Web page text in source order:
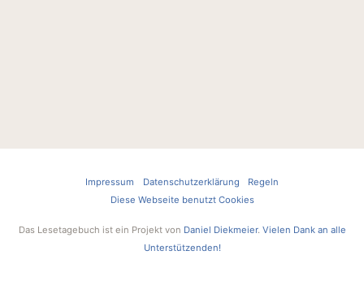
Impressum Datenschutzerklärung
Regeln
Diese Webseite benutzt Cookies
Das Lesetagebuch ist ein Projekt von Daniel Diekmeier. Vielen Dank an alle
Unterstützenden!